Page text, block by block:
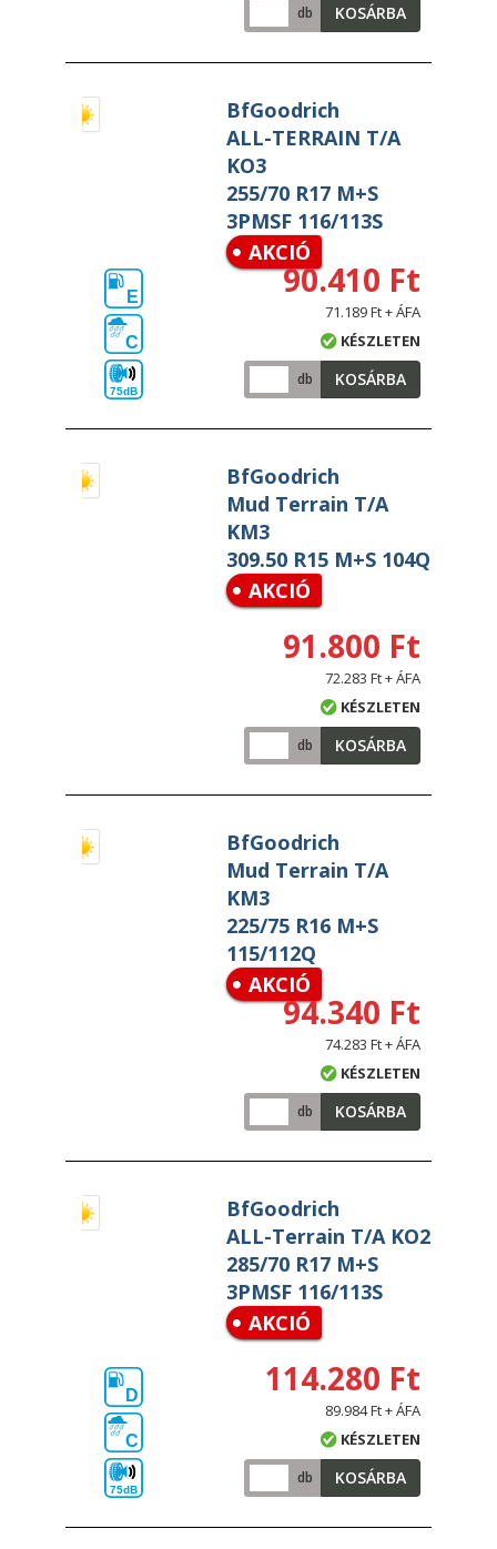
db KOSÁRBA
BfGoodrich
ALL-TERRAIN T/A
KO3
255/70 R17 M+S
3PMSF 116/113S
AKCIÓ
E
C
75dB
90.410 Ft
71.189 Ft + ÁFA
KÉSZLETEN
db KOSÁRBA
BfGoodrich
Mud Terrain T/A
KM3
309.50 R15 M+S 104Q
AKCIÓ
91.800 Ft
72.283 Ft + ÁFA
KÉSZLETEN
db KOSÁRBA
BfGoodrich
Mud Terrain T/A
KM3
225/75 R16 M+S
115/112Q
AKCIÓ
94.340 Ft
74.283 Ft + ÁFA
KÉSZLETEN
db KOSÁRBA
BfGoodrich
ALL-Terrain T/A KO2
285/70 R17 M+S
3PMSF 116/113S
AKCIÓ
D
C
75dB
114.280 Ft
89.984 Ft + ÁFA
KÉSZLETEN
db KOSÁRBA